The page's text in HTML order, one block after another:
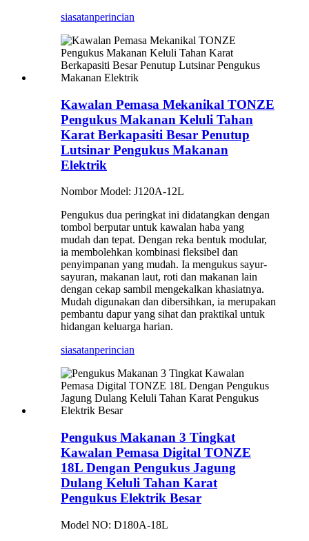
siasatanperincian
Kawalan Pemasa Mekanikal TONZE
Pengukus Makanan Keluli Tahan
Karat Berkapasiti Besar Penutup
Lutsinar Pengukus Makanan
Elektrik
Nombor Model: J120A-12L
Pengukus dua peringkat ini didatangkan dengan
tombol berputar untuk kawalan haba yang
mudah dan tepat. Dengan reka bentuk modular,
ia membolehkan kombinasi fleksibel dan
penyimpanan yang mudah. ​​Ia mengukus sayur-
sayuran, makanan laut, roti dan makanan lain
dengan cekap sambil mengekalkan khasiatnya.
Mudah digunakan dan dibersihkan, ia merupakan
pembantu dapur yang sihat dan praktikal untuk
hidangan keluarga harian.
siasatanperincian
Pengukus Makanan 3 Tingkat
Kawalan Pemasa Digital TONZE
18L Dengan Pengukus Jagung
Dulang Keluli Tahan Karat
Pengukus Elektrik Besar
Model NO: D180A-18L